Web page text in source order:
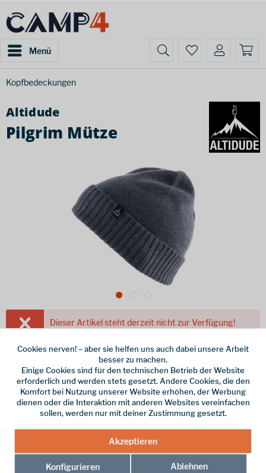
Menü
Kopfbedeckungen
Altidude
Pilgrim Mütze
Dieser Artikel steht derzeit nicht zur Verfügung!
54,95 € *
zzgl. Versandkosten
Farbe
Merken
A142010-8500
Cookies nerven! – aber sie helfen uns auch dabei unsere Arbeit
besser zu machen.
Einige Cookies sind für den technischen Betrieb der Website
erforderlich und werden stets gesetzt. Andere Cookies, die den
Komfort bei Nutzung unserer Website erhöhen, der Werbung
dienen oder die Interaktion mit anderen Websites vereinfachen
sollen, werden nur mit deiner Zustimmung gesetzt.
Akzeptieren
Konfigurieren Ablehnen